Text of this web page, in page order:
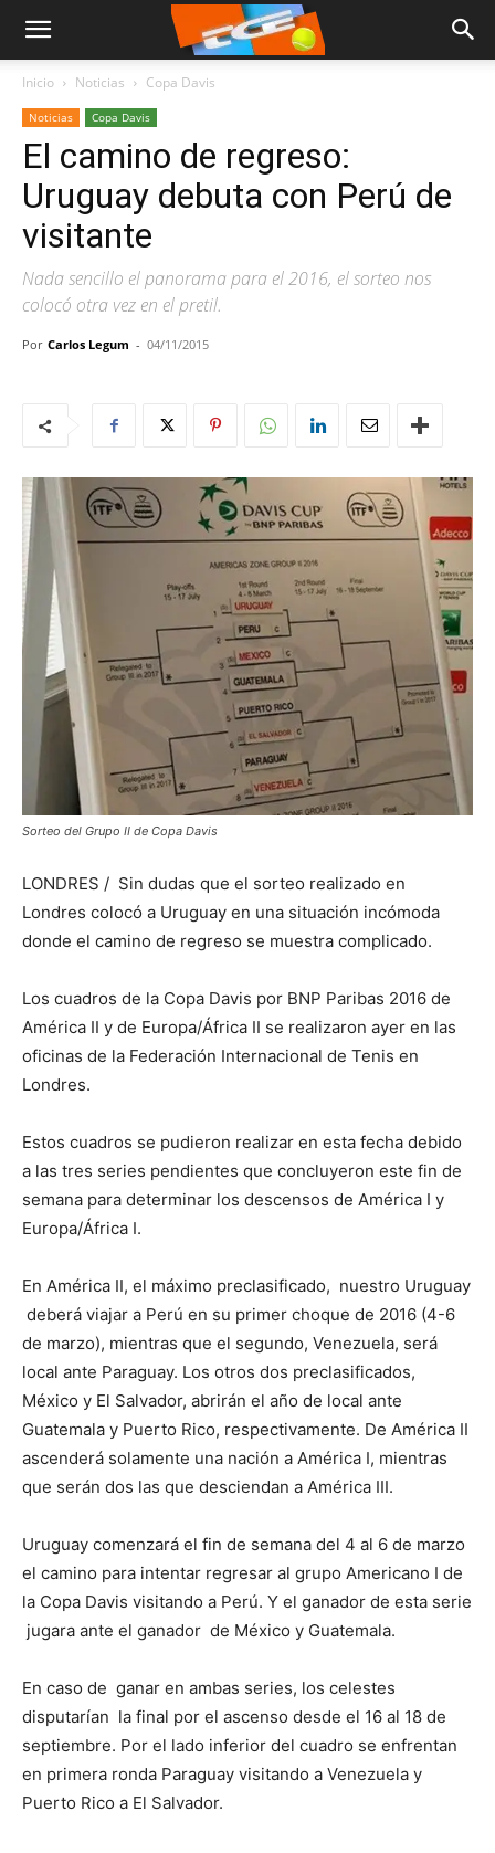
Inicio Noticias Copa Davis
Noticias Copa Davis
El camino de regreso:
Uruguay debuta con Perú de
visitante
Nada sencillo el panorama para el 2016, el sorteo nos
colocó otra vez en el pretil.
Por Carlos Legum - 04/11/2015
Sorteo del Grupo II de Copa Davis
LONDRES / Sin dudas que el sorteo realizado en
Londres colocó a Uruguay en una situación incómoda
donde el camino de regreso se muestra complicado.
Los cuadros de la Copa Davis por BNP Paribas 2016 de
América II y de Europa/África II se realizaron ayer en las
oficinas de la Federación Internacional de Tenis en
Londres.
Estos cuadros se pudieron realizar en esta fecha debido
a las tres series pendientes que concluyeron este fin de
semana para determinar los descensos de América I y
Europa/África I.
En América II, el máximo preclasificado, nuestro Uruguay
deberá viajar a Perú en su primer choque de 2016 (4-6
de marzo), mientras que el segundo, Venezuela, será
local ante Paraguay. Los otros dos preclasificados,
México y El Salvador, abrirán el año de local ante
Guatemala y Puerto Rico, respectivamente. De América II
ascenderá solamente una nación a América I, mientras
que serán dos las que desciendan a América III.
Uruguay comenzará el fin de semana del 4 al 6 de marzo
el camino para intentar regresar al grupo Americano I de
la Copa Davis visitando a Perú. Y el ganador de esta serie
jugara ante el ganador de México y Guatemala.
En caso de ganar en ambas series, los celestes
disputarían la final por el ascenso desde el 16 al 18 de
septiembre. Por el lado inferior del cuadro se enfrentan
en primera ronda Paraguay visitando a Venezuela y
Puerto Rico a El Salvador.